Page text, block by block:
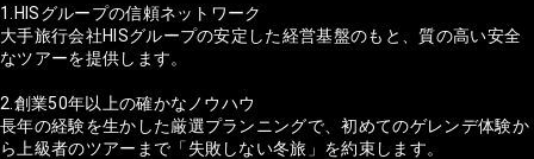
1.HISグループの信頼ネットワーク
大手旅行会社HISグループの安定した経営基盤のもと、質の高い安全
なツアーを提供します。
2.創業50年以上の確かなノウハウ
長年の経験を生かした厳選プランニングで、初めてのゲレンデ体験か
ら上級者のツアーまで「失敗しない冬旅」を約束します。